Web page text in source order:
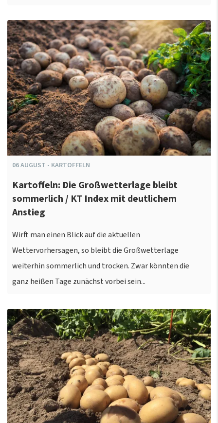
06AUGUST - KARTOFFELN
Kartoffeln: Die Großwetterlage bleibt
sommerlich / KT Index mit deutlichem
Anstieg
Wirft man einen Blick auf die aktuellen
Wettervorhersagen, so bleibt die Großwetterlage
weiterhin sommerlich und trocken. Zwar könnten die
ganz heißen Tage zunächst vorbei sein...